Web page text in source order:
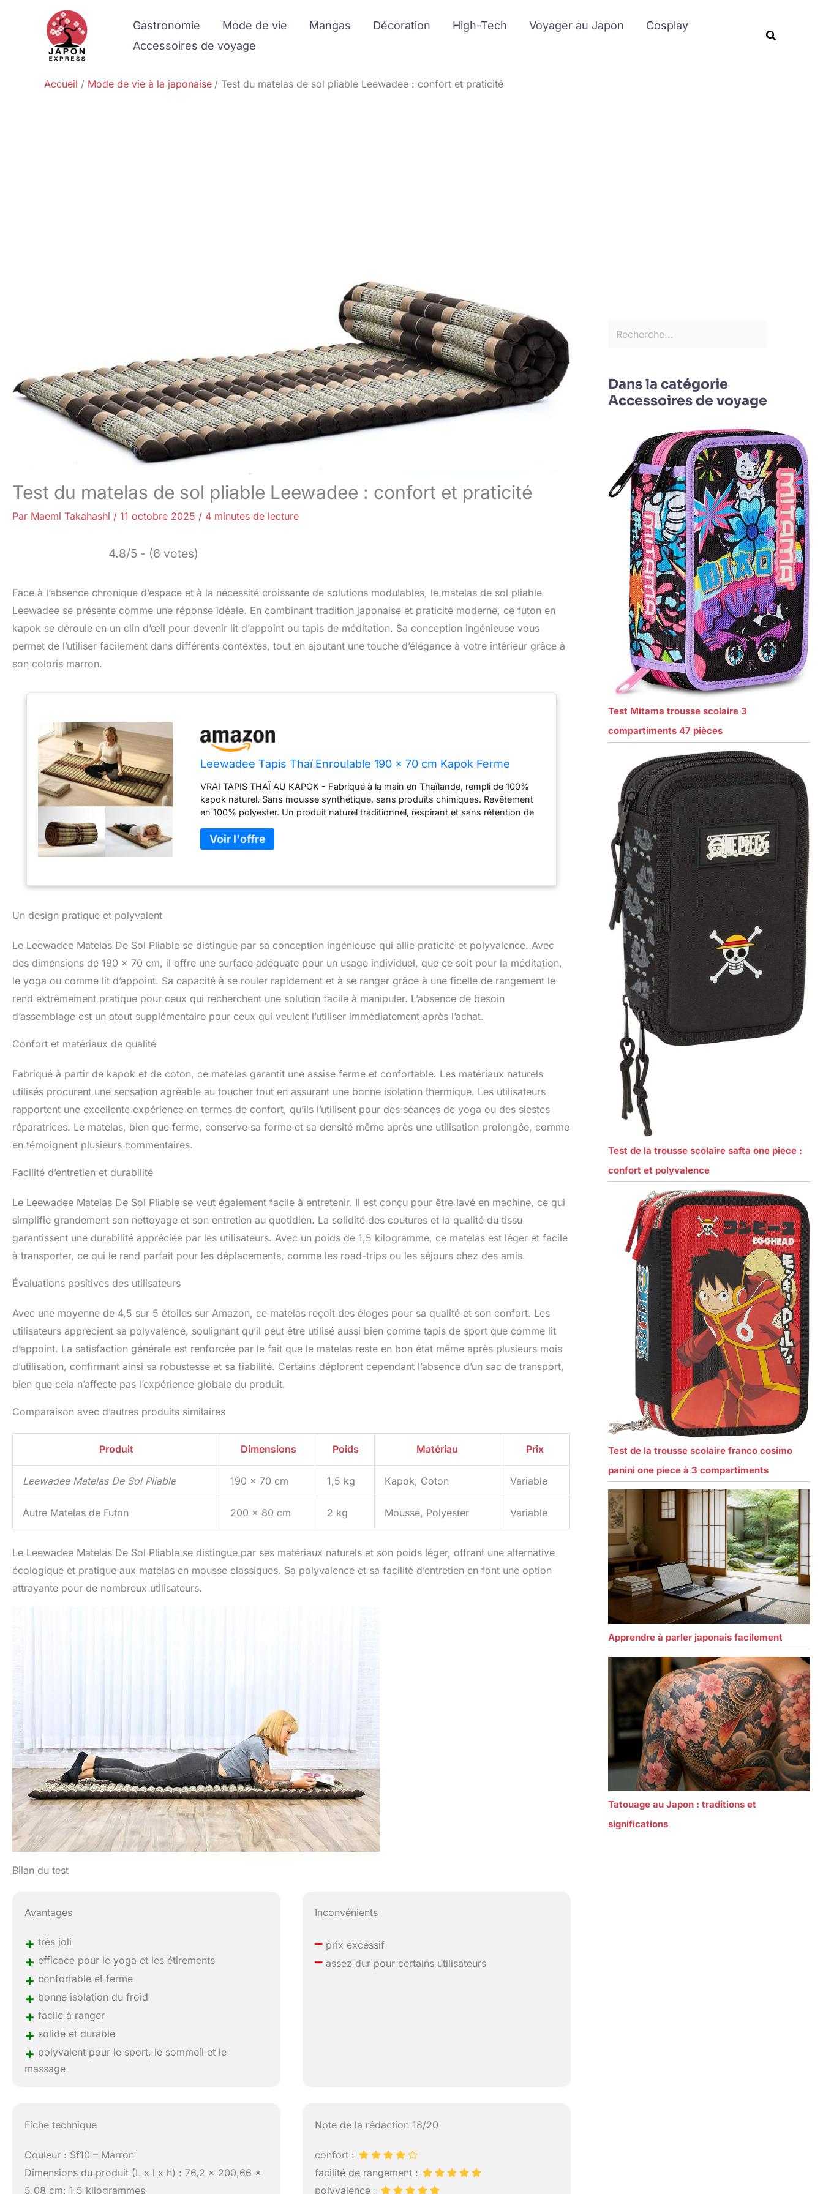
Gastronomie Mode de vie Mangas Décoration High-Tech Voyager au Japon
Cosplay
Accessoires de voyage
Accueil Mode de vie à la japonaise Test du matelas de sol pliable Leewadee : confort et praticité
Test du matelas de sol pliable Leewadee : confort et praticité
Par Maemi Takahashi / 11 octobre 2025 / 4 minutes de lecture
4.8/5 - (6 votes)
Face à l’absence chronique d’espace et à la nécessité croissante de solutions modulables, le matelas de sol pliable
Leewadee se présente comme une réponse idéale. En combinant tradition japonaise et praticité moderne, ce futon en
kapok se déroule en un clin d’œil pour devenir lit d’appoint ou tapis de méditation. Sa conception ingénieuse vous
permet de l’utiliser facilement dans différents contextes, tout en ajoutant une touche d’élégance à votre intérieur grâce à
son coloris marron.
Leewadee Tapis Thaï Enroulable 190 x 70 cm Kapok Ferme
VRAI TAPIS THAÏ AU KAPOK - Fabriqué à la main en Thaïlande, rempli de 100%
kapok naturel. Sans mousse synthétique, sans produits chimiques. Revêtement
en 100% polyester. Un produit naturel traditionnel, respirant et sans rétention de
intentionnellement ferme. De nombreux clients rapportent une amélioration
notable des douleurs dorsales persistantes. Pour plus de douceur, posez une
aimez le couchage ferme à la japonaise sur futon ou tatami, voici l'équivalent thaï
décoratif pour rester dans un coin de la pièce TAILLE STANDARD 190 x 70 cm - LA
LARGEUR CLASSIQUE DU TAPIS THAÏ - Suffisamment d'espace pour une
personne et pour le massage thaï. Pour plus de liberté de mouvement, nous
recommandons la taille L
Un design pratique et polyvalent
Le Leewadee Matelas De Sol Pliable se distingue par sa conception ingénieuse qui allie praticité et polyvalence. Avec
des dimensions de 190 x 70 cm, il offre une surface adéquate pour un usage individuel, que ce soit pour la méditation,
le yoga ou comme lit d’appoint. Sa capacité à se rouler rapidement et à se ranger grâce à une ficelle de rangement le
rend extrêmement pratique pour ceux qui recherchent une solution facile à manipuler. L’absence de besoin
d’assemblage est un atout supplémentaire pour ceux qui veulent l’utiliser immédiatement après l’achat.
Confort et matériaux de qualité
Fabriqué à partir de kapok et de coton, ce matelas garantit une assise ferme et confortable. Les matériaux naturels
utilisés procurent une sensation agréable au toucher tout en assurant une bonne isolation thermique. Les utilisateurs
rapportent une excellente expérience en termes de confort, qu’ils l’utilisent pour des séances de yoga ou des siestes
réparatrices. Le matelas, bien que ferme, conserve sa forme et sa densité même après une utilisation prolongée, comme
en témoignent plusieurs commentaires.
Facilité d’entretien et durabilité
Le Leewadee Matelas De Sol Pliable se veut également facile à entretenir. Il est conçu pour être lavé en machine, ce qui
simplifie grandement son nettoyage et son entretien au quotidien. La solidité des coutures et la qualité du tissu
garantissent une durabilité appréciée par les utilisateurs. Avec un poids de 1,5 kilogramme, ce matelas est léger et facile
à transporter, ce qui le rend parfait pour les déplacements, comme les road-trips ou les séjours chez des amis.
Évaluations positives des utilisateurs
Avec une moyenne de 4,5 sur 5 étoiles sur Amazon, ce matelas reçoit des éloges pour sa qualité et son confort. Les
utilisateurs apprécient sa polyvalence, soulignant qu’il peut être utilisé aussi bien comme tapis de sport que comme lit
d’appoint. La satisfaction générale est renforcée par le fait que le matelas reste en bon état même après plusieurs mois
d’utilisation, confirmant ainsi sa robustesse et sa fiabilité. Certains déplorent cependant l’absence d’un sac de transport,
bien que cela n’affecte pas l’expérience globale du produit.
Comparaison avec d’autres produits similaires
Produit Dimensions Poids Matériau Prix
Leewadee Matelas De Sol Pliable 190 x 70 cm 1,5 kg Kapok, Coton Variable
Autre Matelas de Futon 200 x 80 cm 2 kg Mousse, Polyester Variable
Le Leewadee Matelas De Sol Pliable se distingue par ses matériaux naturels et son poids léger, offrant une alternative
écologique et pratique aux matelas en mousse classiques. Sa polyvalence et sa facilité d’entretien en font une option
attrayante pour de nombreux utilisateurs.
Bilan du test
Avantages
+ très joli
+ efficace pour le yoga et les étirements
+ confortable et ferme
+ bonne isolation du froid
+ facile à ranger
+ solide et durable
+ polyvalent pour le sport, le sommeil et le
massage
Inconvénients
– prix excessif
– assez dur pour certains utilisateurs
Fiche technique
Couleur : Sf10 – Marron
Dimensions du produit (L x l x h) : 76,2 x 200,66 x
5,08 cm; 1,5 kilogrammes
Note de la rédaction 18/20
confort :
facilité de rangement :
polyvalence :
Dans la catégorie
Accessoires de voyage
Test Mitama trousse scolaire 3
compartiments 47 pièces
Test de la trousse scolaire safta one piece :
confort et polyvalence
Test de la trousse scolaire franco cosimo
panini one piece à 3 compartiments
Apprendre à parler japonais facilement
Tatouage au Japon : traditions et
significations